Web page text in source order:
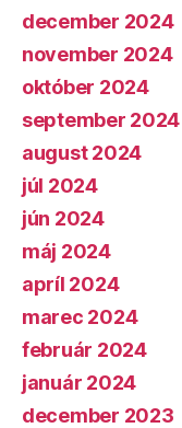
december 2024
november 2024
október 2024
september 2024
august 2024
júl 2024
jún 2024
máj 2024
apríl 2024
marec 2024
február 2024
január 2024
december 2023